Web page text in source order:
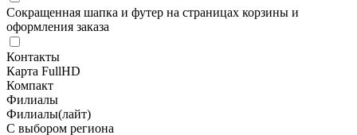
Сокращенная шапка и футер на страницах корзины и
оформления заказа
Контакты
Карта FullHD
Компакт
Филиалы
Филиалы(лайт)
С выбором региона